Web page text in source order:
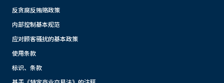
反贪腐反贿赂政策
内部控制基本规范
应对顾客骚扰的基本政策
使用条款
标识、条款